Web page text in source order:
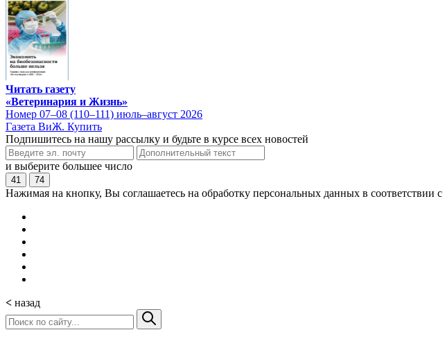
Читать газету
«Ветеринария и Жизнь»
Номер 07–08 (110–111) июль–август 2026
Газета ВиЖ. Купить
Подпишитесь на нашу рассылку и будьте в курсе всех новостей
и выберите большее число
41 74
Нажимая на кнопку, Вы соглашаетесь на обработку персональных данных в соответствии с
< назад